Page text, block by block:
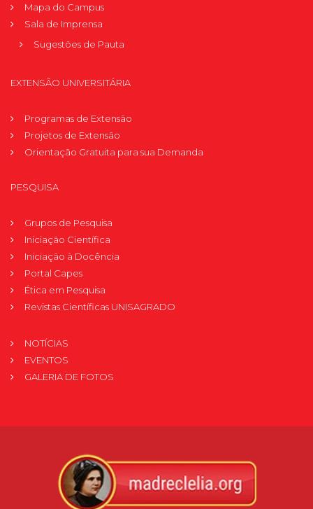
Mapa do Campus
Sala de Imprensa
Sugestões de Pauta
EXTENSÃO UNIVERSITÁRIA
Programas de Extensão
Projetos de Extensão
Orientação Gratuita para sua Demanda
PESQUISA
Grupos de Pesquisa
Iniciação Científica
Iniciação à Docência
Portal Capes
Ética em Pesquisa
Revistas Científicas UNISAGRADO
NOTÍCIAS
EVENTOS
GALERIA DE FOTOS